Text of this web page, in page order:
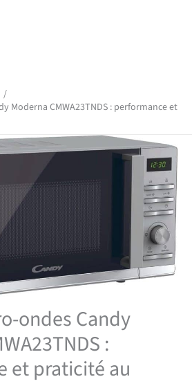
Moderna CMWA23TNDS : performance et
ondes Candy
:
et praticité au